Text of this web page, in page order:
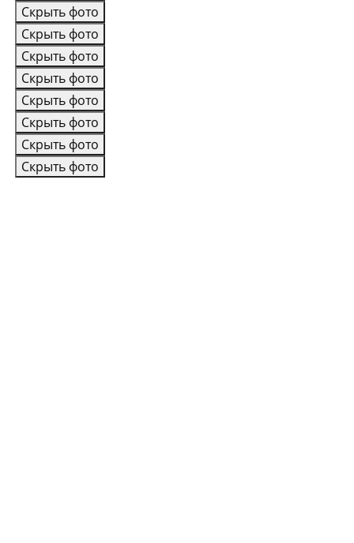
Скрыть фото
Скрыть фото
Скрыть фото
Скрыть фото
Скрыть фото
Скрыть фото
Скрыть фото
Скрыть фото